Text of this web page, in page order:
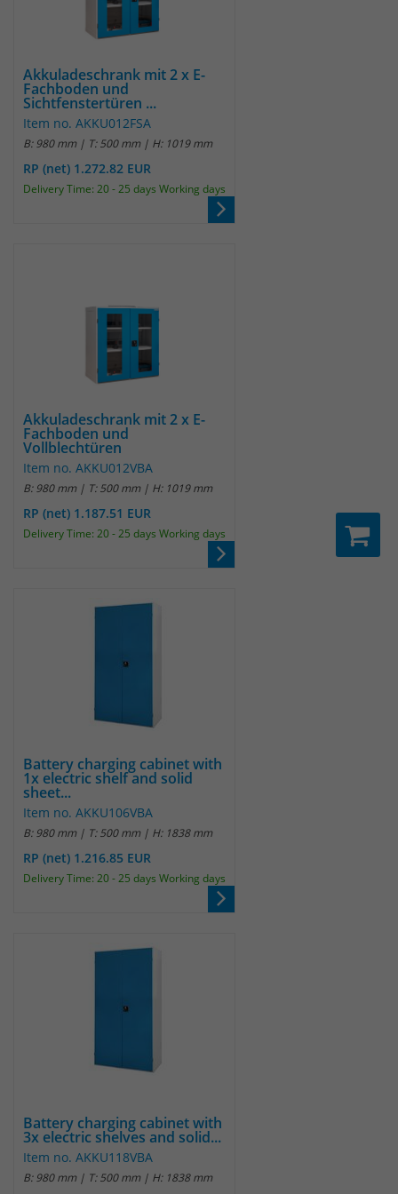
Akkuladeschrank mit 2 x E-
Fachboden und
Sichtfenstertüren ...
Item no. AKKU012FSA
B: 980 mm | T: 500 mm | H: 1019 mm
RP (net) 1.272.82 EUR
Delivery Time: 20 - 25 days Working days
Akkuladeschrank mit 2 x E-
Fachboden und
Vollblechtüren
Item no. AKKU012VBA
B: 980 mm | T: 500 mm | H: 1019 mm
RP (net) 1.187.51 EUR
Delivery Time: 20 - 25 days Working days
Battery charging cabinet with
1x electric shelf and solid
sheet...
Item no. AKKU106VBA
B: 980 mm | T: 500 mm | H: 1838 mm
RP (net) 1.216.85 EUR
Delivery Time: 20 - 25 days Working days
Battery charging cabinet with
3x electric shelves and solid...
Item no. AKKU118VBA
B: 980 mm | T: 500 mm | H: 1838 mm
auf unserem Server gespeichert und
sind damit externen Unternehmen
Name _pk_ref
Laufzeit 6 Monate
die Nutzung der Website für den
Analysebericht der Website zu
Informationen anonym und weisen
um eindeutige Besucher zu
identifizieren. Die Daten werde lokal
sind damit externen Unternehmen
unzugänglich.
_pk_cvar
Anbieter
Laufzeit 30 Minuten
Zweck
Das Cookie wird genutzt um temporär
Session Daten zu speichern
_pk_hsr
Das Cookie wird genutzt um temporär
Name _pk_testcookie